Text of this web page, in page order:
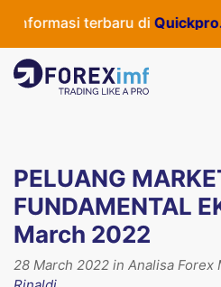
terbaru diQuickpro.co.id
PELUANG
FUNDAMENTAL
March 2022
28 March 2022 in Analisa Forex